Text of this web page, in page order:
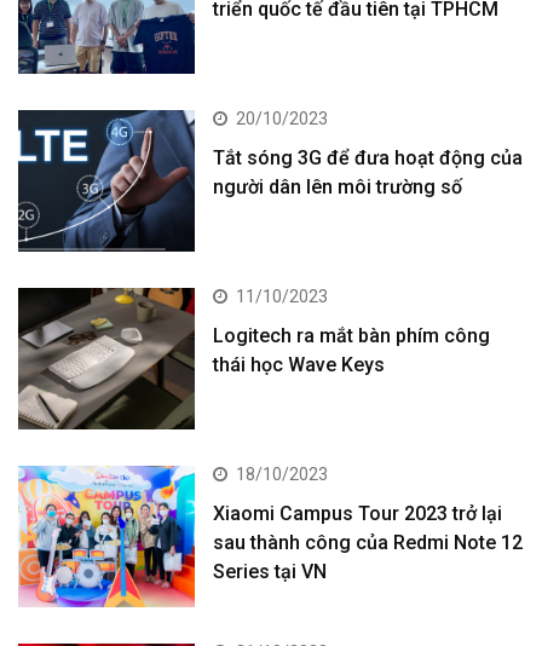
triển quốc tế đầu tiên tại TPHCM
20/10/2023
Tắt sóng 3G để đưa hoạt động của
người dân lên môi trường số
11/10/2023
Logitech ra mắt bàn phím công
thái học Wave Keys
18/10/2023
Xiaomi Campus Tour 2023 trở lại
sau thành công của Redmi Note 12
Series tại VN